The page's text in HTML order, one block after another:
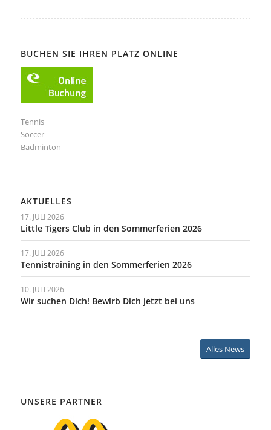
BUCHEN SIE IHREN PLATZ ONLINE
Tennis
Soccer
Badminton
AKTUELLES
17. JULI 2026
Little Tigers Club in den Sommerferien 2026
17. JULI 2026
Tennistraining in den Sommerferien 2026
10. JULI 2026
Wir suchen Dich! Bewirb Dich jetzt bei uns
Alles News
UNSERE PARTNER